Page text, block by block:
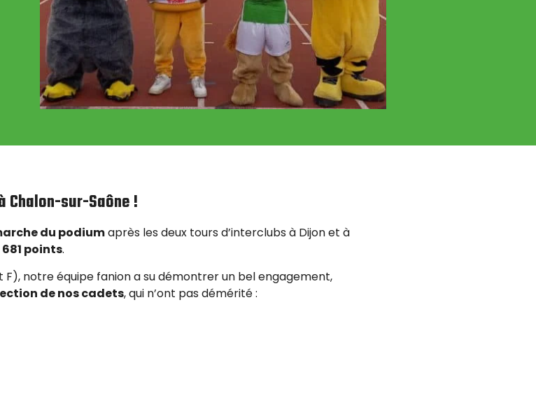
Chalon-sur-Saône !
du podiumaprès les deux tours d’interclubs à Dijon et à
681 points.
F), notre équipe fanion a su démontrer un bel engagement,
de nos cadets, qui n’ont pas démérité :